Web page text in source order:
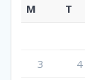
M T
3
4